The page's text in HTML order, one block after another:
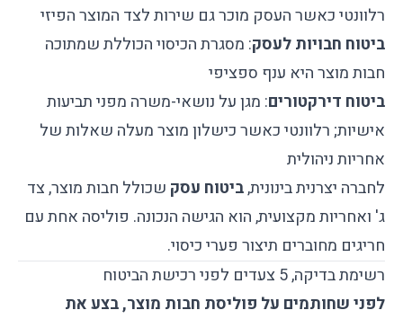
רלוונטי כאשר העסק מוכר גם שירות לצד המוצר הפיזי
ביטוח חבויות לעסק: מסגרת הכיסוי הכוללת שמתוכה
חבות מוצר היא ענף ספציפי
ביטוח דירקטורים: מגן על נושאי-משרה מפני תביעות
אישיות; רלוונטי כאשר כישלון מוצר מעלה שאלות של
אחריות ניהולית
לחברה יצרנית בינונית,ביטוח עסק שכולל חבות מוצר, צד
ג' ואחריות מקצועית, הוא הגישה הנכונה. פוליסה אחת עם
חריגים מחוברים תיצור פערי כיסוי.
רשימת בדיקה, 5 צעדים לפני רכישת הביטוח
לפני שחותמים על פוליסת חבות מוצר, בצע את